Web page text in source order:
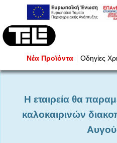
Νέα Προϊόντα Οδηγίες
Η εταιρεία θα
καλοκαιρινών